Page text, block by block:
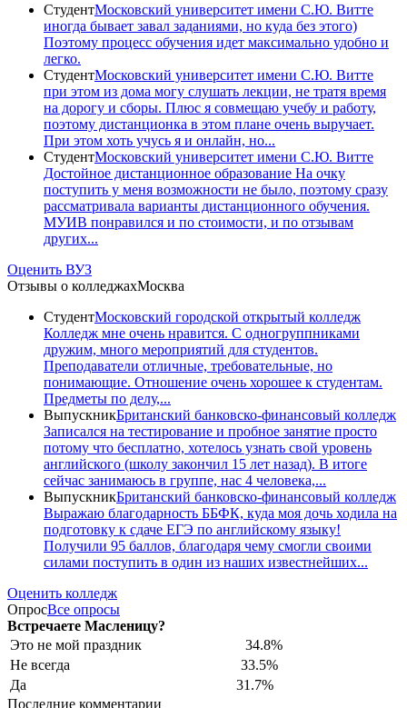
СтудентМосковский университет имени С.Ю. Витте
иногда бывает завал заданиями, но куда без этого)
Поэтому процесс обучения идет максимально удобно и
легко.
СтудентМосковский университет имени С.Ю. Витте
при этом из дома могу слушать лекции, не тратя время
на дорогу и сборы. Плюс я совмещаю учебу и работу,
поэтому дистанционка в этом плане очень выручает.
При этом хоть учусь я и онлайн, но...
СтудентМосковский университет имени С.Ю. Витте
Достойное дистанционное образование На очку
поступить у меня возможности не было, поэтому сразу
рассматривала варианты дистанционного обучения.
МУИВ понравился и по стоимости, и по отзывам
других...
Оценить ВУЗ
Отзывы о колледжахМосква
СтудентМосковский городской открытый колледж
Колледж мне очень нравится. С одногруппниками
дружим, много мероприятий для студентов.
Преподаватели отличные, требовательные, но
понимающие. Отношение очень хорошее к студентам.
Предметы по делу,...
ВыпускникБританский банковско-финансовый колледж
Записался на тестирование и пробное занятие просто
потому что бесплатно, хотелось узнать свой уровень
английского (школу закончил 15 лет назад). В итоге
сейчас занимаюсь в группе, нас 4 человека,...
ВыпускникБританский банковско-финансовый колледж
Выражаю благодарность ББФК, куда моя дочь ходила на
подготовку к сдаче ЕГЭ по английскому языку!
Получили 95 баллов, благодаря чему смогли своими
силами поступить в один из наших известнейших...
Оценить колледж
ОпросВсе опросы
Встречаете Масленицу?
Это не мой праздник
34.8%
Не всегда
33.5%
Да
31.7%
Последние комментарии